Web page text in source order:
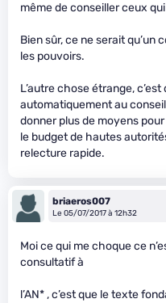
même de conseiller ceux
Bien sûr, ce ne serait qu’un
les pouvoirs.
L’autre chose étrange,
automatiquement au
donner plus de moyens
le budget de hautes
relecture rapide.
briaeros007
Le 05/07/2017 à 12h32
Moi ce qui me choque ce
consultatif à
l’AN* , c’est que le texte